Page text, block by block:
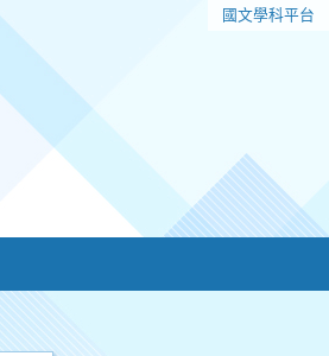
國文學科平台